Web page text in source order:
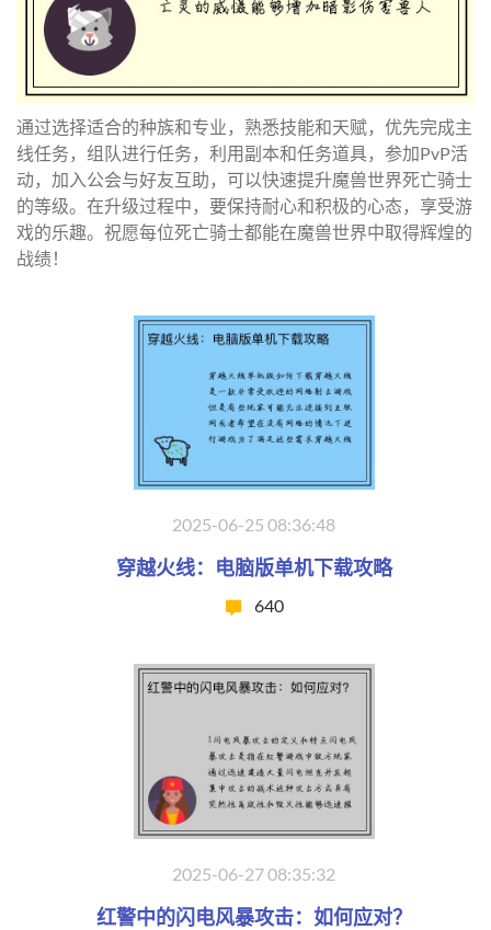
通过选择适合的种族和专业，熟悉技能和天赋，优先完成主
线任务，组队进行任务，利用副本和任务道具，参加PvP活
动，加入公会与好友互助，可以快速提升魔兽世界死亡骑士
的等级。在升级过程中，要保持耐心和积极的心态，享受游
戏的乐趣。祝愿每位死亡骑士都能在魔兽世界中取得辉煌的
战绩！
2025-06-25 08:36:48
穿越火线：电脑版单机下载攻略
640
2025-06-27 08:35:32
红警中的闪电风暴攻击：如何应对？